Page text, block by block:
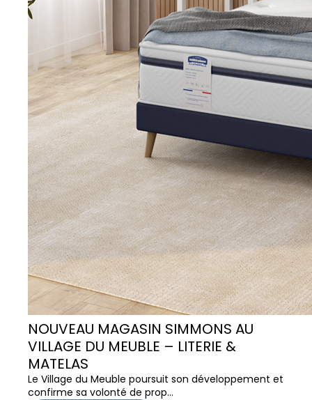
NOUVEAU MAGASIN SIMMONS AU
VILLAGE DU MEUBLE – LITERIE &
MATELAS
Le Village du Meuble poursuit son développement et
confirme sa volonté de prop…